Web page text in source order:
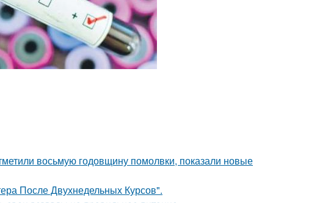
восьмую годовщину помолвки, показали новые
После Двухнедельных Курсов".